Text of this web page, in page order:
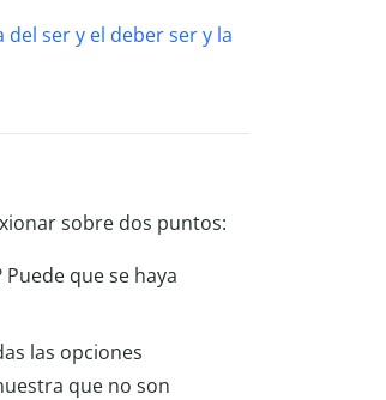
ser y el deber ser y la
sobre dos puntos:
Puede que se haya
las opciones
que no son